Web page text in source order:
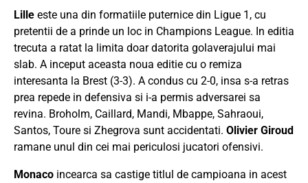
Lille este una din formatiile puternice din Ligue 1, cu
pretentii de a prinde un loc in Champions League. In editia
trecuta a ratat la limita doar datorita golaverajului mai
slab. A inceput aceasta noua editie cu o remiza
interesanta la Brest (3-3). A condus cu 2-0, insa s-a retras
prea repede in defensiva si i-a permis adversarei sa
revina. Broholm, Caillard, Mandi, Mbappe, Sahraoui,
Santos, Toure si Zhegrova sunt accidentati. Olivier Giroud
ramane unul din cei mai periculosi jucatori ofensivi.
Monaco incearca sa castige titlul de campioana in acest